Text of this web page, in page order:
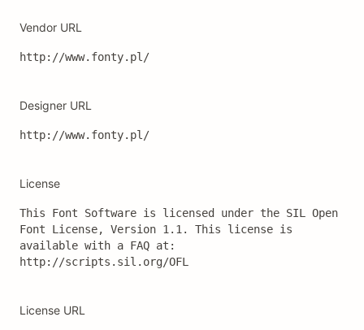
Vendor URL
http://www.fonty.pl/
Designer URL
http://www.fonty.pl/
License
This Font Software is licensed under the SIL Open
Font License, Version 1.1. This license is
available with a FAQ at:
http://scripts.sil.org/OFL
License URL